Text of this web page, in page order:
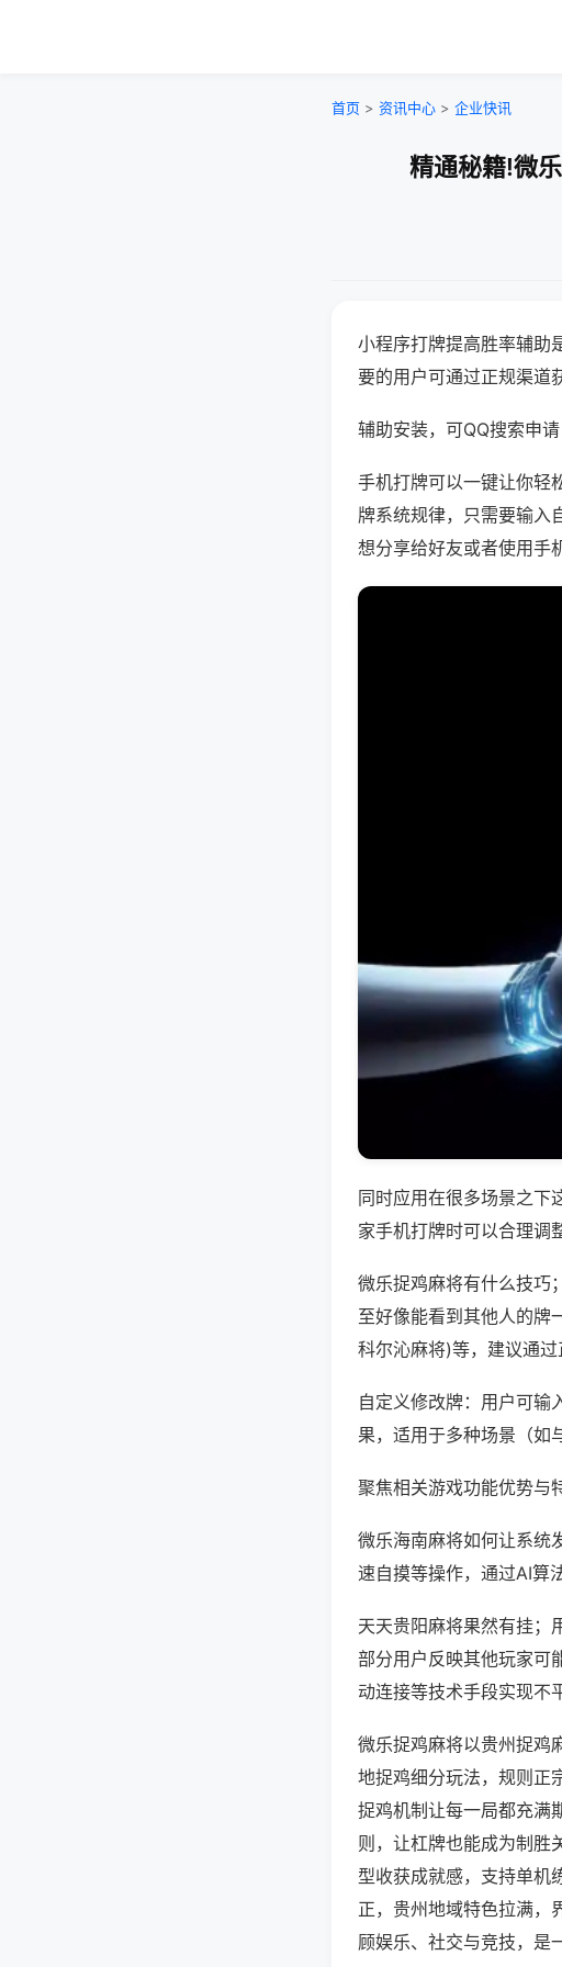
首页 > 资讯中心 > 企业快讯
精通秘籍!微
小程序打牌提高胜率辅助
要的用户可通过正规渠道
辅助安装，可QQ搜索申
手机打牌可以一键让你轻
牌系统规律，只需要输入
想分享给好友或者使用手
同时应用在很多场景之下
家手机打牌时可以合理调
微乐捉鸡麻将有什么技巧
至好像能看到其他人的牌
科尔沁麻将)等，建议通过
自定义修改牌：用户可输
果，适用于多种场景（如
聚焦相关游戏功能优势与
微乐海南麻将如何让系统
速自摸等操作，通过AI算
天天贵阳麻将果然有挂；
部分用户反映其他玩家可
动连接等技术手段实现不
微乐捉鸡麻将以贵州捉鸡
地捉鸡细分玩法，规则正
捉鸡机制让每一局都充满
则，让杠牌也能成为制胜
型收获成就感，支持单机
正，贵州地域特色拉满，
顾娱乐、社交与竞技，是